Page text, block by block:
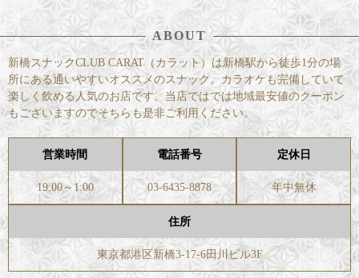
ABOUT
新橋スナックCLUB CARAT（カラット）は新橋駅から徒歩1分の場
所にある通いやすいオススメのスナック。カラオケも完備していて
楽しく飲める人気のお店です。当店ではでは地域最安値のクーポン
もございますのでそちらも是非ご利用ください。
営業時間
19:00～1:00
電話番号
03-6435-8878
定休日
年中無休
住所
東京都港区新橋3-17-6田川ビル3F